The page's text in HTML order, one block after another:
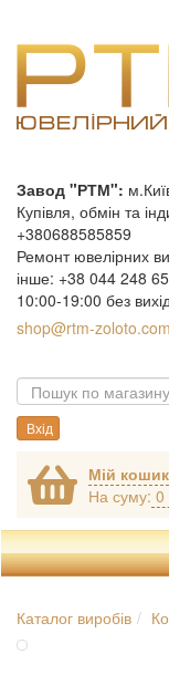
Завод "РТМ":
Купівля, обмін та
+380688585859
Ремонт ювелірних
інше: +38 044 248
10:00-19:00 без
shop@rtm-
Вхід
Мій кошик
На суму: 0
Каталог виробів